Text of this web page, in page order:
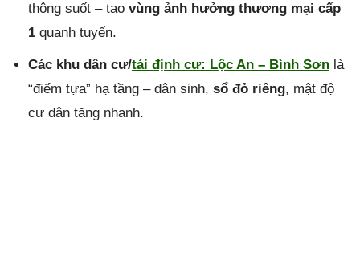
thông suốt – tạo vùng ảnh hưởng thương mại cấp
1 quanh tuyến.
Các khu dân cư/tái định cư: Lộc An – Bình Sơn là
“điểm tựa” hạ tầng – dân sinh, sổ đỏ riêng, mật độ
cư dân tăng nhanh.